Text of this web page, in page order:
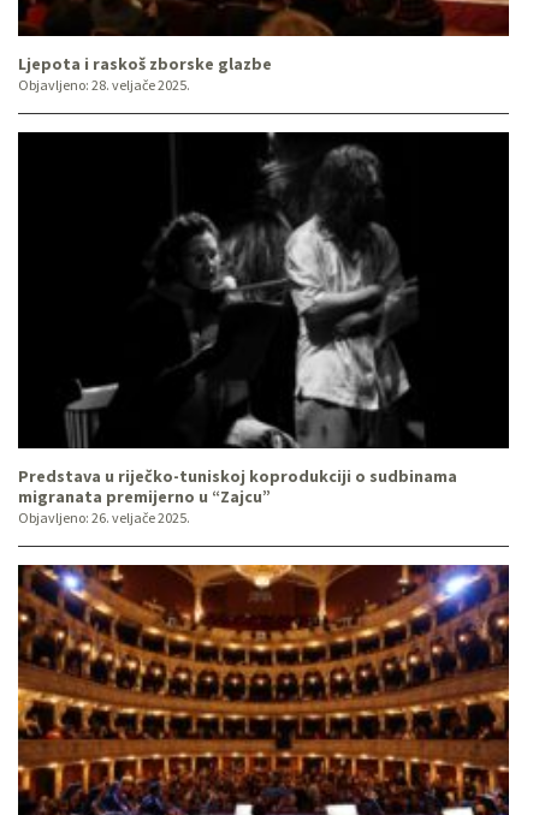
Ljepota i raskoš zborske glazbe
Objavljeno: 28. veljače 2025.
Predstava u riječko-tuniskoj koprodukciji o sudbinama
migranata premijerno u “Zajcu”
Objavljeno: 26. veljače 2025.